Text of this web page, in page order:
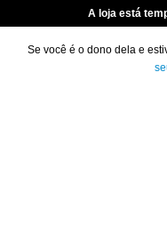
A loja está
Se você é o dono dela e